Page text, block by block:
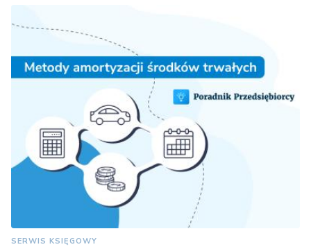
SERWIS KSIĘGOWY